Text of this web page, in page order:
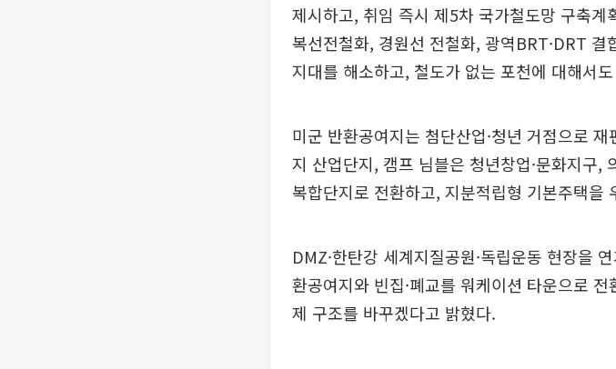
제시하고, 취임 즉시 제5차 국가철도망 구축
복선전철화, 경원선 전철화, 광역BRT·DRT
지대를 해소하고, 철도가 없는 포천에 대해서
미군 반환공여지는 첨단산업·청년 거점으로
지 산업단지, 캠프 님블은 청년창업·문화지구,
복합단지로 전환하고, 지분적립형 기본주택을
DMZ·한탄강 세계지질공원·독립운동 현장을
환공여지와 빈집·폐교를 워케이션 타운으로
제 구조를 바꾸겠다고 밝혔다.